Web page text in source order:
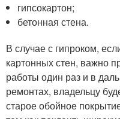
гипсокартон;
бетонная стена.
В случае с гипроком,
картонных стен, важно
работы один раз и в
ремонтах, владельцу
старое обойное